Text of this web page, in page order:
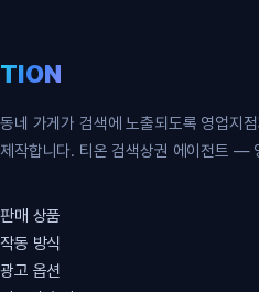
TION
동네 가게가 검색에 노출되도록 영업지
제작합니다. 티온 검색상권 에이전트 —
판매 상품
작동 방식
광고 옵션